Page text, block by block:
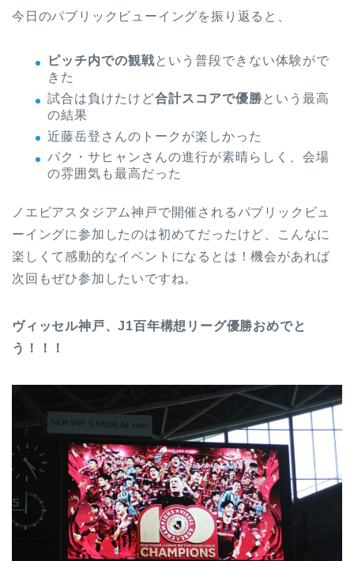
今日のパブリックビューイングを振り返ると、
ピッチ内での観戦という普段できない体験がで
きた
試合は負けたけど合計スコアで優勝 という最高
の結果
近藤岳登さんのトークが楽しかった
パク・サヒャンさんの進行が素晴らしく、会場
の雰囲気も最高だった
ノエビアスタジアム神戸で開催されるパブリックビュ
ーイングに参加したのは初めてだったけど、こんなに
楽しくて感動的なイベントになるとは！機会があれば
次回もぜひ参加したいですね。
ヴィッセル神戸、J1百年構想リーグ優勝おめでと
う！！！